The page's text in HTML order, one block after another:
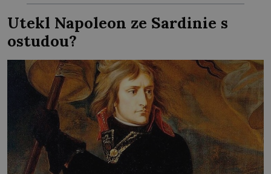
kus nosu odsekl. Přitom se svého díla ve
skutečnosti ani nedotkne. Mluvit do práce si
nenechá – od nikoho! Hrdí Florenťané touží
[…]
Utekl Napoleon ze Sardinie s
ostudou?